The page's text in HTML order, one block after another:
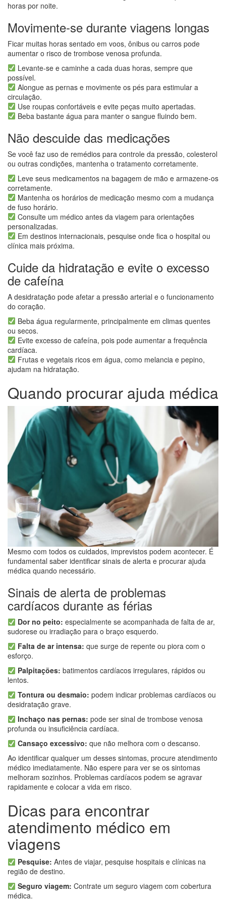
horas por noite.
Movimente-se durante viagens longas
Ficar muitas horas sentado em voos, ônibus ou carros pode
aumentar o risco de trombose venosa profunda.
Levante-se e caminhe a cada duas horas, sempre que
possível.
Alongue as pernas e movimente os pés para estimular a
circulação.
Use roupas confortáveis e evite peças muito apertadas.
Beba bastante água para manter o sangue fluindo bem.
Não descuide das medicações
Se você faz uso de remédios para controle da pressão, colesterol
ou outras condições, mantenha o tratamento corretamente.
Leve seus medicamentos na bagagem de mão e armazene-os
corretamente.
Mantenha os horários de medicação mesmo com a mudança
de fuso horário.
Consulte um médico antes da viagem para orientações
personalizadas.
Em destinos internacionais, pesquise onde fica o hospital ou
clínica mais próxima.
Cuide da hidratação e evite o excesso
de cafeína
A desidratação pode afetar a pressão arterial e o funcionamento
do coração.
Beba água regularmente, principalmente em climas quentes
ou secos.
Evite excesso de cafeína, pois pode aumentar a frequência
cardíaca.
Frutas e vegetais ricos em água, como melancia e pepino,
ajudam na hidratação.
Quando procurar ajuda médica
Mesmo com todos os cuidados, imprevistos podem acontecer. É
fundamental saber identificar sinais de alerta e procurar ajuda
médica quando necessário.
Sinais de alerta de problemas
cardíacos durante as férias
Dor no peito: especialmente se acompanhada de falta de ar,
sudorese ou irradiação para o braço esquerdo.
Falta de ar intensa: que surge de repente ou piora com o
esforço.
Palpitações: batimentos cardíacos irregulares, rápidos ou
lentos.
Tontura ou desmaio: podem indicar problemas cardíacos ou
desidratação grave.
Inchaço nas pernas: pode ser sinal de trombose venosa
profunda ou insuficiência cardíaca.
Cansaço excessivo: que não melhora com o descanso.
Ao identificar qualquer um desses sintomas, procure atendimento
médico imediatamente. Não espere para ver se os sintomas
melhoram sozinhos. Problemas cardíacos podem se agravar
rapidamente e colocar a vida em risco.
Dicas para encontrar
atendimento médico em
viagens
Pesquise: Antes de viajar, pesquise hospitais e clínicas na
região de destino.
Seguro viagem: Contrate um seguro viagem com cobertura
médica.